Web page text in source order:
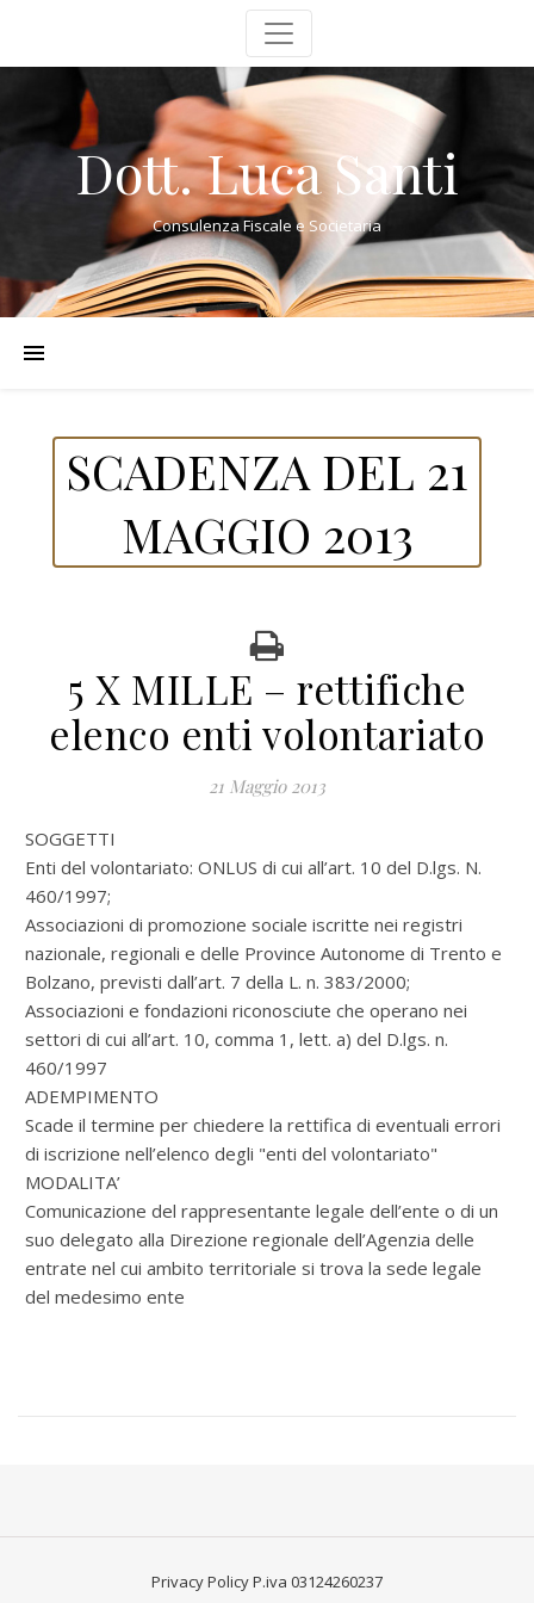
Dott. Luca Santi
Consulenza Fiscale e Societaria
SCADENZA DEL 21
MAGGIO 2013
5 X MILLE – rettifiche
elenco enti volontariato
21 Maggio 2013
SOGGETTI
Enti del volontariato: ONLUS di cui all’art. 10 del D.lgs. N.
460/1997;
Associazioni di promozione sociale iscritte nei registri
nazionale, regionali e delle Province Autonome di Trento e
Bolzano, previsti dall’art. 7 della L. n. 383/2000;
Associazioni e fondazioni riconosciute che operano nei
settori di cui all’art. 10, comma 1, lett. a) del D.lgs. n.
460/1997
ADEMPIMENTO
Scade il termine per chiedere la rettifica di eventuali errori
di iscrizione nell’elenco degli "enti del volontariato"
MODALITA’
Comunicazione del rappresentante legale dell’ente o di un
suo delegato alla Direzione regionale dell’Agenzia delle
entrate nel cui ambito territoriale si trova la sede legale
del medesimo ente
Privacy PolicyP.iva 03124260237